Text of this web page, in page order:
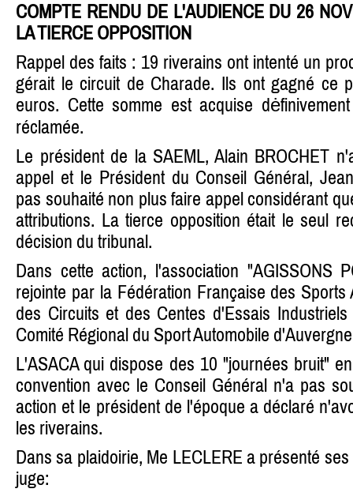
COMPTE RENDU DE L'AUDIENCE DU 26
LA TIERCE OPPOSITION
Rappel des faits : 19 riverains ont intenté un
gérait le circuit de Charade. Ils ont gagné ce
euros. Cette somme est acquise
réclamée.
Le président de la SAEML, Alain BROCHET
appel et le Président du Conseil Général,
pas souhaité non plus faire appel considérant
attributions. La tierce opposition était le seul
décision du tribunal.
Dans cette action, l'association "AGISSONS
rejointe par la Fédération Française des Sports
des Circuits et des Centes d'Essais
Comité Régional du Sport Automobile
L'ASACA qui dispose des 10 "journées bruit"
convention avec le Conseil Général n'a pas
action et le président de l'époque a déclaré
les riverains.
Dans sa plaidoirie, Me LECLERE a présenté
juge: